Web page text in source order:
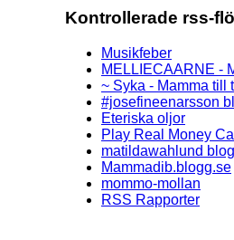
Kontrollerade rss-
Musikfeber
MELLIECAARNE -
~ Syka - Mamma till
#josefineenarsson
Eteriska oljor
Play Real Money
matildawahlund
Mammadib.blogg.se
mommo-mollan
RSS Rapporter